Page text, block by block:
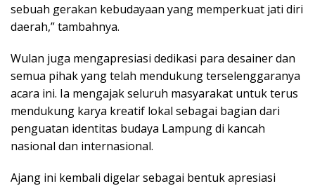
sebuah gerakan kebudayaan yang memperkuat jati diri
daerah,” tambahnya.
Wulan juga mengapresiasi dedikasi para desainer dan
semua pihak yang telah mendukung terselenggaranya
acara ini. Ia mengajak seluruh masyarakat untuk terus
mendukung karya kreatif lokal sebagai bagian dari
penguatan identitas budaya Lampung di kancah
nasional dan internasional.
Ajang ini kembali digelar sebagai bentuk apresiasi